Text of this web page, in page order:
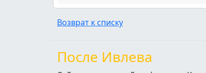
Возврат к списку
После Ивлева